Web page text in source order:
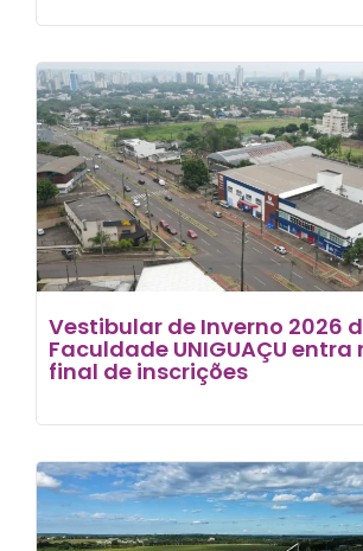
Vestibular de Inverno 2026
Faculdade UNIGUAÇU entra
final de inscrições